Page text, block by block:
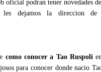
oficial podran tener novedades
dejamos la direccion
como conocer a Tao Ruspoli
para conocer donde nacio